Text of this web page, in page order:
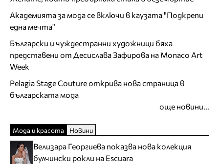
Академията за мода се включи в каузата "Подкрепи
една мечта"
Български и чуждестранни художници бяха
представени от Десислава Зафирова на Monaco Art
Week
Pelagia Stage Couture открива нова страница в
българската мода
още новини...
Мода и красота Новини
Велизара Георгиева показва нова колекция
булчински рокли на Escuara